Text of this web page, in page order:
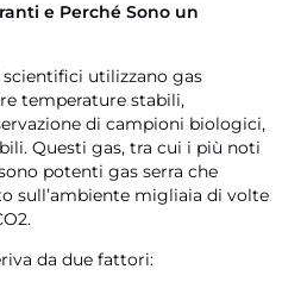
e Perché Sono un
utilizzano gas
temperature stabili,
di campioni biologici,
Questi gas, tra cui i più noti
potenti gas serra che
sull’ambiente migliaia di volte
da due fattori: